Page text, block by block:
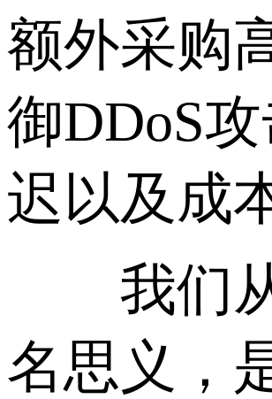
额外采购
御DDoS
迟以及成
我们从
名思义，